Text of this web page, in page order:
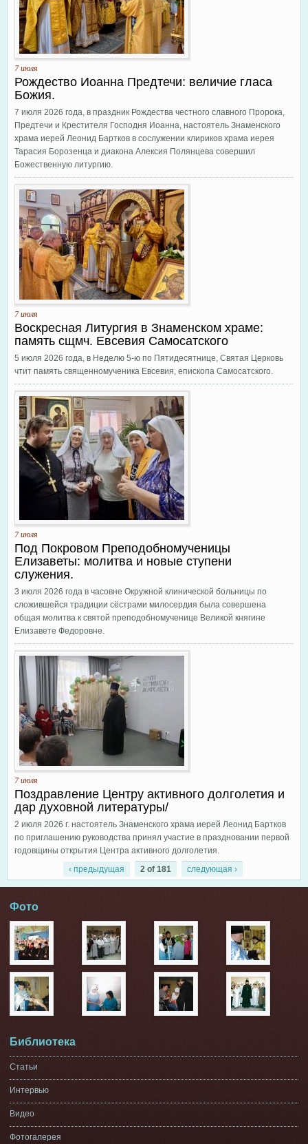
7 июля
Рождество Иоанна Предтечи: величие гласа
Божия.
7 июля 2026 года, в праздник Рождества честного славного Пророка,
Предтечи и Крестителя Господня Иоанна, настоятель Знаменского
храма иерей Леонид Бартков в сослужении клириков храма иерея
Тарасия Борозенца и диакона Алексия Полянцева совершил
Божественную литургию.
7 июля
Воскресная Литургия в Знаменском храме:
память сщмч. Евсевия Самосатского
5 июля 2026 года, в Неделю 5-ю по Пятидесятнице, Святая Церковь
чтит память священномученика Евсевия, епископа Самосатского.
7 июля
Под Покровом Преподобномученицы
Елизаветы: молитва и новые ступени
служения.
3 июля 2026 года в часовне Окружной клинической больницы по
сложившейся традиции сёстрами милосердия была совершена
общая молитва к святой преподобномученице Великой княгине
Елизавете Федоровне.
7 июля
Поздравление Центру активного долголетия и
дар духовной литературы/
2 июля 2026 г. настоятель Знаменского храма иерей Леонид Бартков
по приглашению руководства принял участие в праздновании первой
годовщины открытия Центра активного долголетия.
‹ предыдущая
2 of 181 следующая ›
Фото
Библиотека
Статьи
Интервью
Видео
Фотогалерея